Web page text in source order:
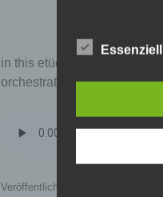
in this etüde no. 4 which i
orchestration is the same
Veröffentlicht in
Essenziell